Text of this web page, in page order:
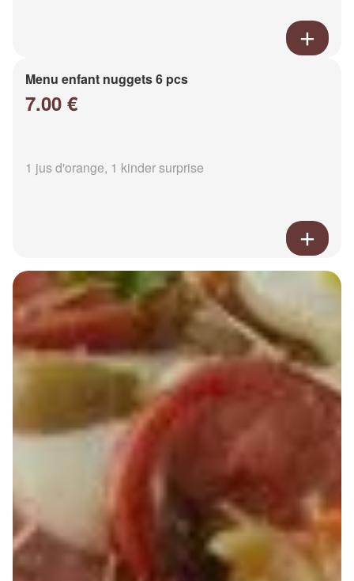
Menu enfant nuggets 6 pcs
7.00 €
1 jus d'orange, 1 kinder surprise